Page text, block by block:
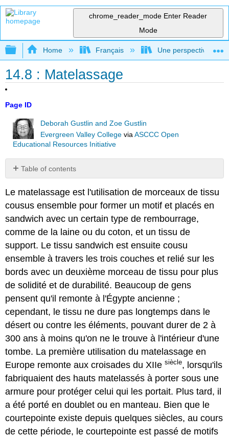
chrome_reader_mode Enter Reader
Mode
Expand/collapse global hierarchy
Home Français Une perspective
14.8 : Matelassage
Page ID
Deborah Gustlin and Zoe Gustlin
Evergreen Valley College viaASCCC Open
Educational Resources Initiative
Table of contents
No
Le matelassage est l'utilisation de morceaux de tissu
cousus ensemble pour former un motif et placés en
sandwich avec un certain type de rembourrage,
comme de la laine ou du coton, et un tissu de
support. Le tissu sandwich est ensuite cousu
ensemble à travers les trois couches et relié sur les
bords avec un deuxième morceau de tissu pour plus
de solidité et de durabilité. Beaucoup de gens
pensent qu'il remonte à l'Égypte ancienne ;
cependant, le tissu ne dure pas longtemps dans le
désert ou contre les éléments, pouvant durer de 2 à
300 ans à moins qu'on ne le trouve à l'intérieur d'une
tombe. La première utilisation du matelassage en
Europe remonte aux croisades du XIIesiècle, lorsqu'ils
fabriquaient des hauts matelassés à porter sous une
armure pour protéger celui qui les portait. Plus tard, il
a été porté en doublet ou en manteau. Bien que le
courtepointe existe depuis quelques siècles, au cours
de cette période, le courtepointe est passé de motifs